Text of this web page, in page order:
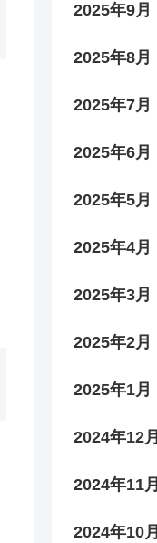
2025年9月
2025年8月
2025年7月
2025年6月
2025年5月
2025年4月
2025年3月
2025年2月
2025年1月
2024年12月
2024年11月
2024年10月